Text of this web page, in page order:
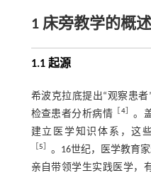
1 床旁教学的概述
1.1 起源
希波克拉底提出“观察患
检查患者分析病情
4］ 。
建立医学知识体系，这
5
。16世纪，医学教育
亲自带领学生实践医学，